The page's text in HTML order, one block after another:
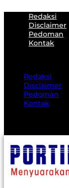
Redaksi
Disclaimer
Pedoman
Kontak
Redaksi
Disclaimer
Pedoman
Kontak